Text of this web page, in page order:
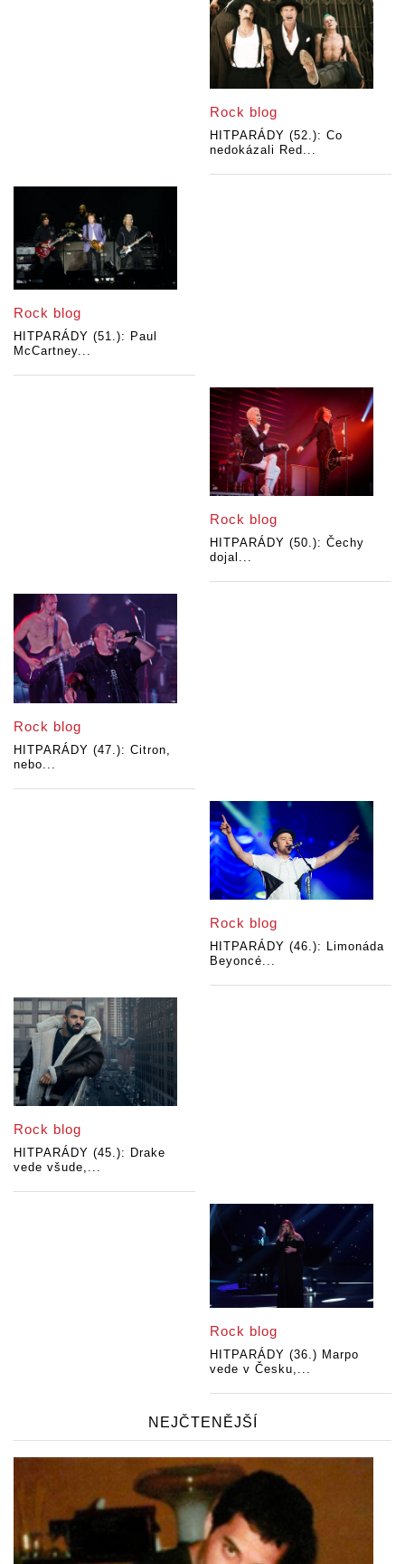
Rock blog
HITPARÁDY (52.): Co
nedokázali Red...
Rock blog
HITPARÁDY (51.): Paul
McCartney...
Rock blog
HITPARÁDY (50.): Čechy
dojal...
Rock blog
HITPARÁDY (47.): Citron,
nebo...
Rock blog
HITPARÁDY (46.): Limonáda
Beyoncé...
Rock blog
HITPARÁDY (45.): Drake
vede všude,...
Rock blog
HITPARÁDY (36.) Marpo
vede v Česku,...
NEJČTENĚJŠÍ